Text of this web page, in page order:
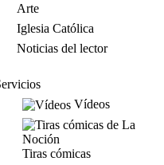
Arte
Iglesia Católica
Noticias del lector
Vídeos
Tiras cómicas